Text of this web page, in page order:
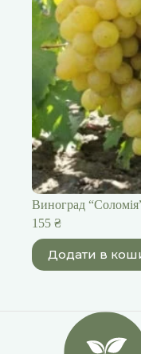
Виноград
155 ₴
Додати в